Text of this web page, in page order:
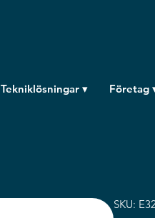
Tekniklösningar ▾ Företag
SKU: